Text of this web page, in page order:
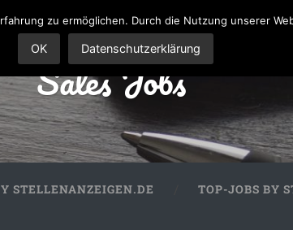
Sales Jobs
STELLENANZEIGEN.DE TOP-JOBS BY
zu ermöglichen. Durch die Nutzung unserer
OK Datenschutzerklärung